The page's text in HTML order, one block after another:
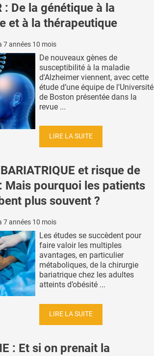
: De la génétique à la
et à la thérapeutique
7 années 10 mois
De nouveaux gènes de
susceptibilité à la maladie
d'Alzheimer viennent, avec cette
étude d’une équipe de l'Université
de Boston présentée dans la
revue ...
LIRE LA SUITE
et risque de
: Mais pourquoi les patients
plus souvent ?
7 années 10 mois
Les études se succèdent pour
faire valoir les multiples
avantages, en particulier
métaboliques, de la chirurgie
bariatrique chez les adultes
atteints d’obésité ...
LIRE LA SUITE
: Et si on prenait la